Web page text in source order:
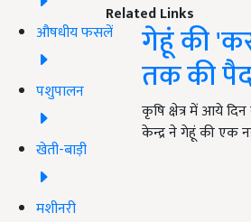
औषधीय फसलें
पशुपालन
खेती-बाड़ी
मशीनरी
Related Links
गेहूं की
तक की
कृषि क्षेत्र में आये
केन्द्र ने गेहूं की एक